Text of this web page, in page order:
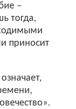
–
тогда,
приносит